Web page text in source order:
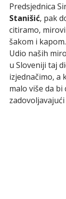
Predsjednica
Stanišić, pak
citiramo,
šakom i
Udio naših
u Sloveniji taj
izjednačimo, a
malo više da